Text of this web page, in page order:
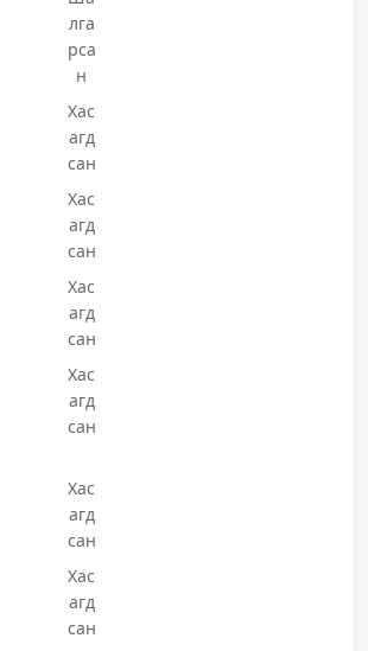
лга
рса
н
Хас
агд
сан
Хас
агд
сан
Хас
агд
сан
Хас
агд
сан
Хас
агд
сан
Хас
агд
сан